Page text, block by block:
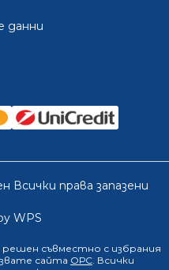
данни
Всички права запазени
WPS
съвместно с избрания
сайта ОРС. Всички